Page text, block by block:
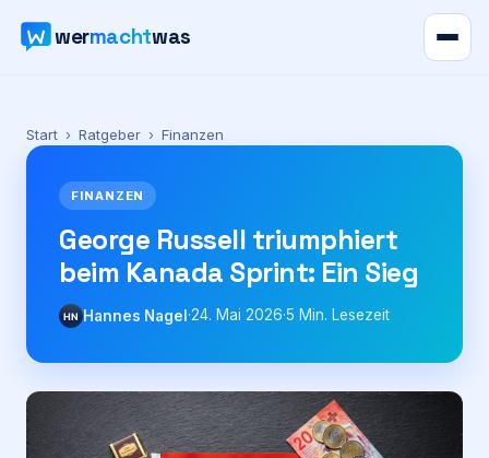
wermachtwas
Karte
News
Ratgeber
Werbung
Preise
Start › Ratgeber › Finanzen
FINANZEN
George Russell triumphiert
beim Kanada Sprint: Ein Sieg
HN Hannes Nagel·24. Mai 2026·5 Min. Lesezeit